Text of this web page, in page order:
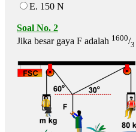
E. 150 N
Soal No. 2
Jika besar gaya F adalah 1600/3